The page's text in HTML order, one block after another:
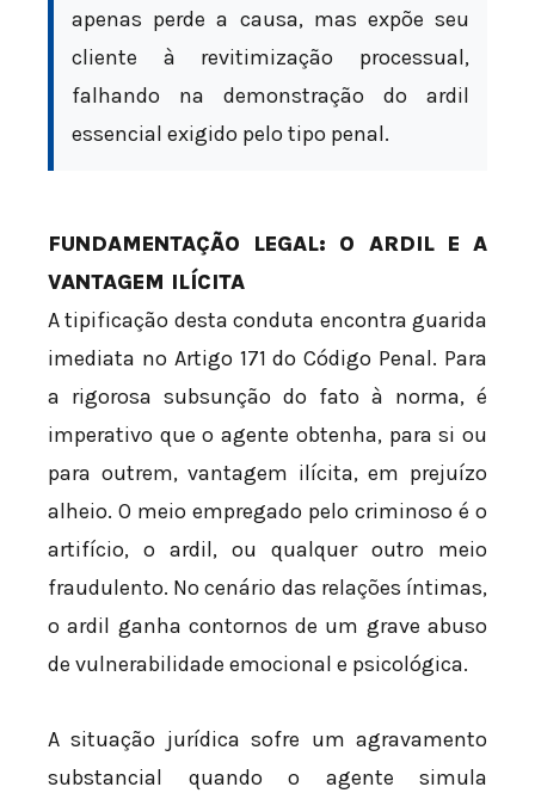
apenas perde a causa, mas expõe seu
cliente à revitimização processual,
falhando na demonstração do ardil
essencial exigido pelo tipo penal.
FUNDAMENTAÇÃO LEGAL: O ARDIL E A
VANTAGEM ILÍCITA
A tipificação desta conduta encontra guarida
imediata no Artigo 171 do Código Penal. Para
a rigorosa subsunção do fato à norma, é
imperativo que o agente obtenha, para si ou
para outrem, vantagem ilícita, em prejuízo
alheio. O meio empregado pelo criminoso é o
artifício, o ardil, ou qualquer outro meio
fraudulento. No cenário das relações íntimas,
o ardil ganha contornos de um grave abuso
de vulnerabilidade emocional e psicológica.
A situação jurídica sofre um agravamento
substancial quando o agente simula